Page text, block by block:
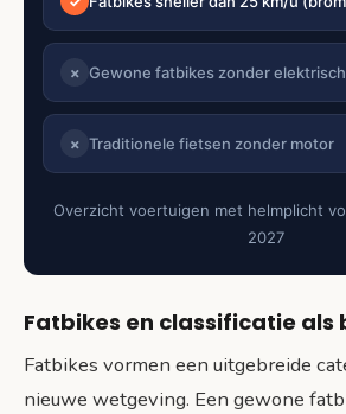
✗ Gewone fatbikes zonder
✗ Traditionele fietsen zonder motor
Overzicht voertuigen met helmplicht
2027
Fatbikes en classificatie als
Fatbikes vormen een uitgebreide
nieuwe wetgeving. Een gewone